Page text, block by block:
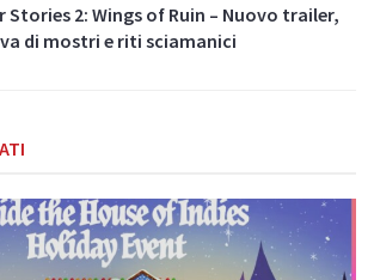
Stories 2: Wings of Ruin – Nuovo trailer,
di mostri e riti sciamanici